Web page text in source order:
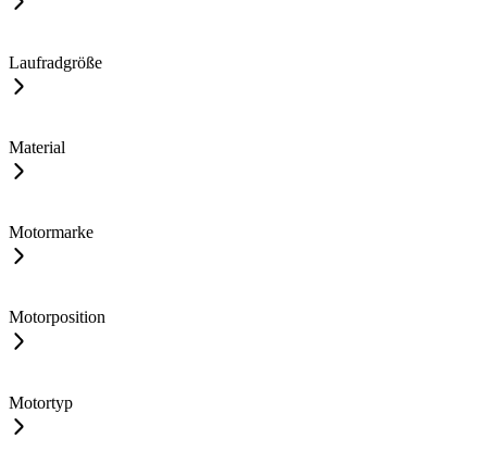
Laufradgröße
Material
Motormarke
Motorposition
Motortyp